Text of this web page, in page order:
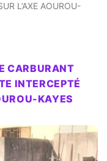
L’AXE AOUROU-
CARBURANT
INTERCEPTÉ
KAYES